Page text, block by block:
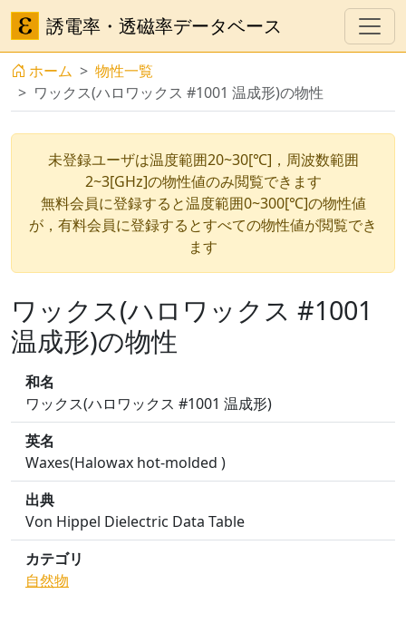
誘電率・透磁率データベース
ホーム
物性一覧
ワックス(ハロワックス #1001 温成形)の物性
未登録ユーザは温度範囲20~30[℃]，周波数範囲
2~3[GHz]の物性値のみ閲覧できます
無料会員に登録すると温度範囲0~300[℃]の物性値
が，有料会員に登録するとすべての物性値が閲覧でき
ます
ワックス(ハロワックス #1001
温成形)の物性
和名
ワックス(ハロワックス #1001 温成形)
英名
Waxes(Halowax hot-molded )
出典
Von Hippel Dielectric Data Table
カテゴリ
自然物